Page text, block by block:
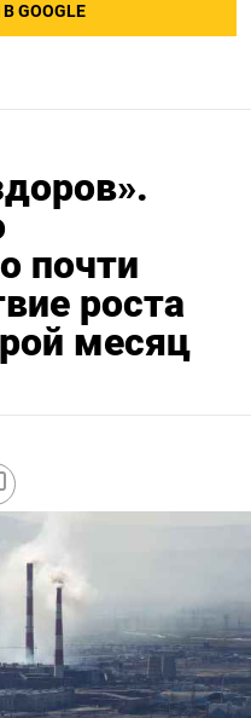
GOOGLE
почти
роста
месяц